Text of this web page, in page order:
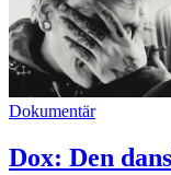
Dokumentär
Dox: Den